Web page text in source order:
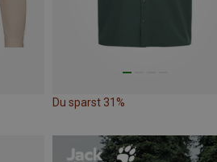
Du sparst 31%